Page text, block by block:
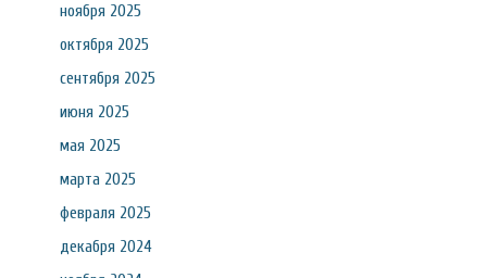
ноября 2025
октября 2025
сентября 2025
июня 2025
мая 2025
марта 2025
февраля 2025
декабря 2024